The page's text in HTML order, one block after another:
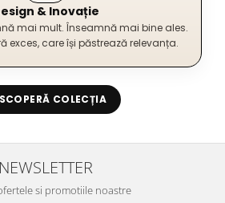
& Inovație
mai mult. Înseamnă mai bine ales.
exces, care își păstrează relevanța.
COLECȚIA
NEWSLETTER
si promotiile noastre